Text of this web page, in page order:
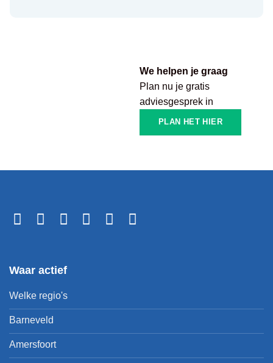
We helpen je graag
Plan nu je gratis
adviesgesprek in
PLAN HET HIER
Waar actief
Welke regio's
Barneveld
Amersfoort